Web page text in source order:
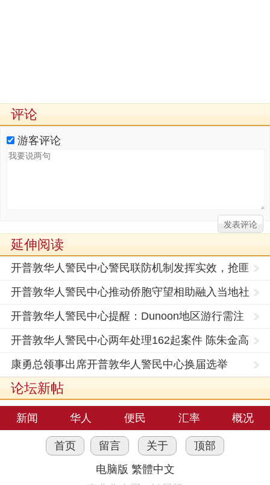
评论
游客评论
延伸阅读
开普敦华人警民中心警民联防机制发挥实效，抢匪
人赃俱获
开普敦华人警民中心推动侨胞守望相助融入当地社
会
开普敦华人警民中心提醒：Dunoon地区游行需注
意安全
开普敦华人警民中心两年处理162起案件 陈朱金高
票连任
康勇总领事出席开普敦华人警民中心换届选举
论坛新帖
新闻 华人 便民 汇率 概况
首页 留言 关于
顶部
电脑版 繁體中文